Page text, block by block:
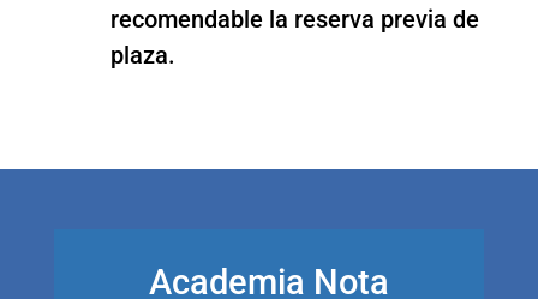
recomendable la reserva previa de
plaza.
Academia Nota